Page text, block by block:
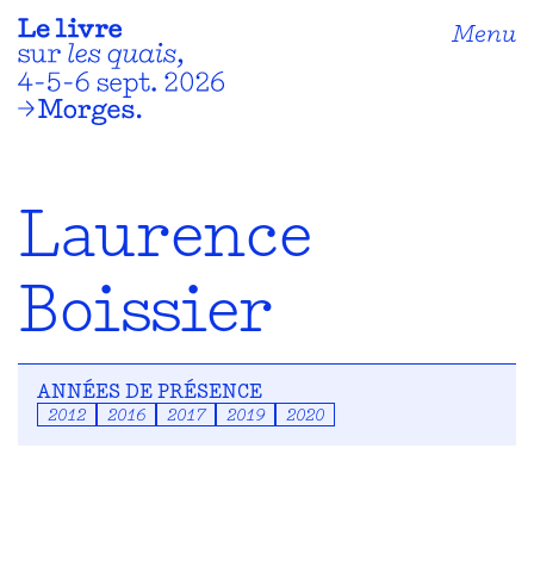
Menu
Laurence
Boissier
ANNÉES DE PRÉSENCE
2012 2016 2017 2019 2020